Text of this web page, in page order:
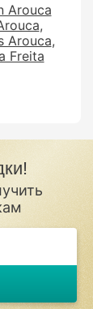
Arouca
Arouca
Freita